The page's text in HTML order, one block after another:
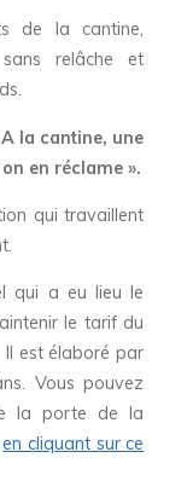
de la cantine,
relâche et
une
en réclame ».
qui travaillent
qui a eu lieu le
le tarif du
est élaboré par
Vous pouvez
la porte de la
en cliquant sur ce